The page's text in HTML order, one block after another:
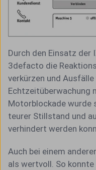
Durch den Einsatz der
3defacto die
verkürzen und
Echtzeitüberwachung
Motorblockade wurde
teurer Stillstand und
verhindert werden
Auch bei einem
als wertvoll. So